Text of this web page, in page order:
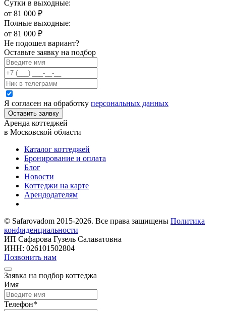
Сутки в выходные:
от 81 000 ₽
Полные выходные:
от 81 000 ₽
Не подошел вариант?
Оставьте заявку на подбор
Я согласен на обработку персональных данных
Оставить заявку
Аренда коттеджей
в Московской области
Каталог коттеджей
Бронирование и оплата
Блог
Новости
Коттеджи на карте
Арендодателям
© Safarovadom 2015-2026. Все права защищены Политика
конфиденциальности
ИП Сафарова Гузель Салаватовна
ИНН: 026101502804
Позвонить нам
Заявка на подбор коттеджа
Имя
Телефон*